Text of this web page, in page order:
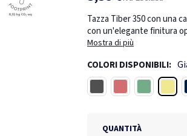
Tazza Tiber 350 con una
con un'elegante finitura
fino a 125 cicli in
Mostra di più
COLORI DISPONIBILI:
QUANTITÀ